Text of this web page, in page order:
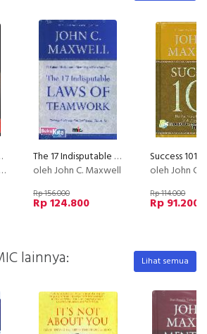
Diri
The 17 Indisputable Laws of Teamwork - 17 Hukum Mutlak untuk Membangun Kerja Sama Tim
oleh John C. Maxwell
Rp 156.000
Rp 124.800
oleh John C.
Rp 114.000
Rp 91.200
lainnya: Lihat semua